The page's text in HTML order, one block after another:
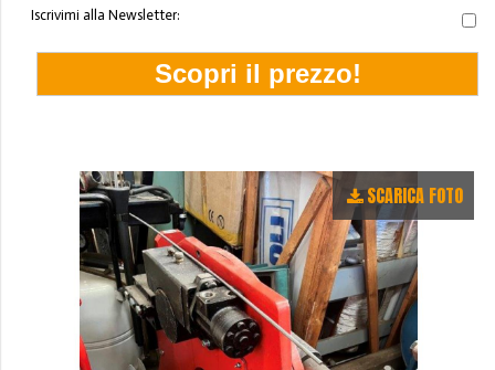
Iscrivimi alla Newsletter:
SCARICA FOTO